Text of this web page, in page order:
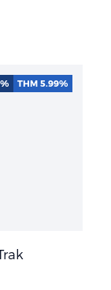
THM 5.99%